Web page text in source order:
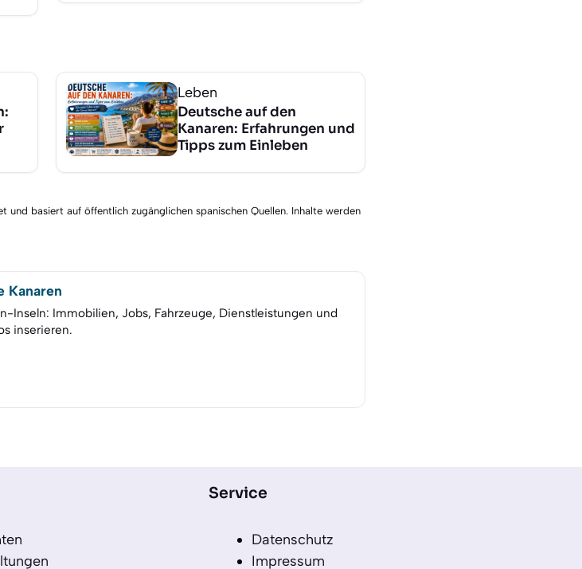
Leben
Deutsche auf den
Kanaren: Erfahrungen und
Tipps zum Einleben
und basiert auf öffentlich zugänglichen spanischen Quellen. Inhalte werden
Kanaren
Inseln: Immobilien, Jobs, Fahrzeuge, Dienstleistungen und
inserieren.
Service
Datenschutz
Impressum